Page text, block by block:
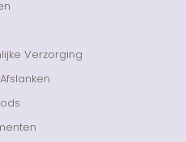
Verzorging